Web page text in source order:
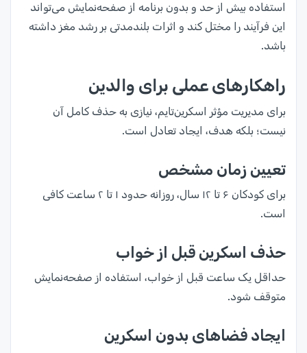
استفاده بیش از حد و بدون برنامه از صفحه‌نمایش می‌تواند
این فرآیند را مختل کند و اثرات بلندمدتی بر رشد مغز داشته
باشد.
راهکارهای عملی برای والدین
برای مدیریت مؤثر اسکرین‌تایم، نیازی به حذف کامل آن
نیست؛ بلکه هدف، ایجاد تعادل است.
تعیین زمان مشخص
برای کودکان ۶ تا ۱۲ سال، روزانه حدود ۱ تا ۲ ساعت کافی
است.
حذف اسکرین قبل از خواب
حداقل یک ساعت قبل از خواب، استفاده از صفحه‌نمایش
متوقف شود.
ایجاد فضاهای بدون اسکرین